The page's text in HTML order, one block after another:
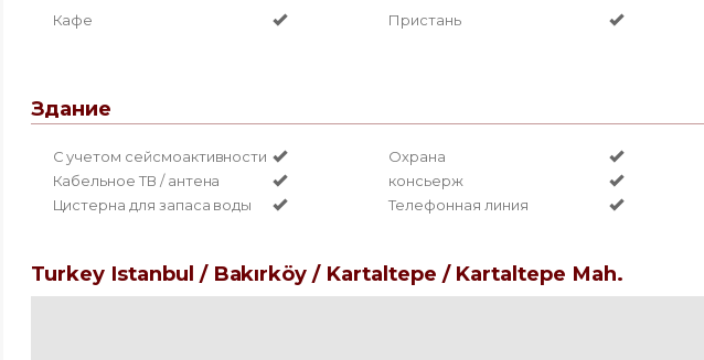
Кафе Пристань
Здание
С учетом сейсмоактивности Охрана
Кабельное ТВ / антена
консьерж
Цистерна для запаса воды
Телефонная линия
Turkey Istanbul / Bakırköy / Kartaltepe / Kartaltepe Mah.